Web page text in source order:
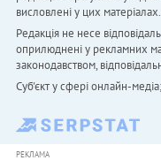
висловлені у цих матеріалах.
Редакція не несе
оприлюднені у рекламних
законодавством,
Cуб'єкт у сфері онлайн-
РЕКЛАМА